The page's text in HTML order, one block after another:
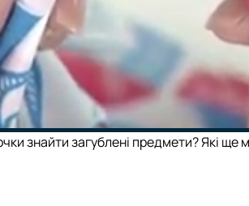
знайти загублені предмети? Які ще